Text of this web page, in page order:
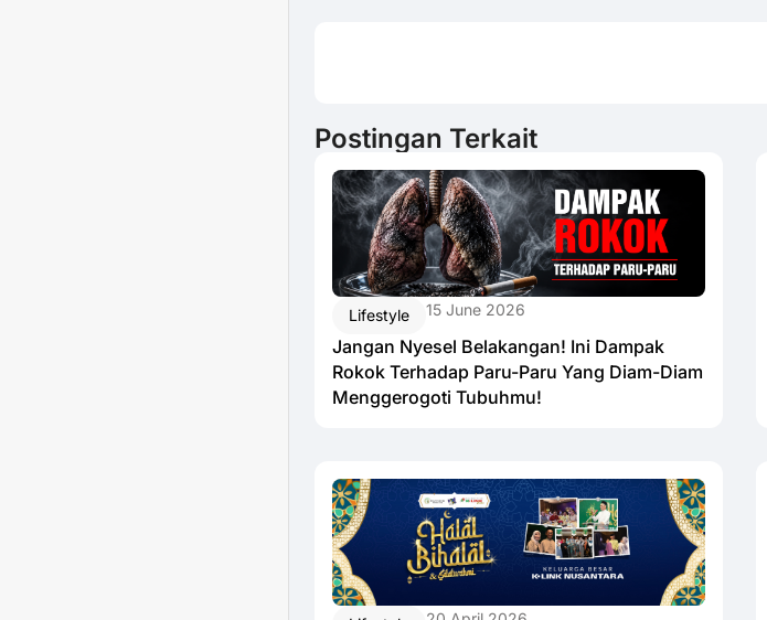
Postingan Terkait
Lifestyle 15 June 2026
Jangan Nyesel Belakangan! Ini Dampak
Rokok Terhadap Paru-Paru Yang Diam-Diam
Menggerogoti Tubuhmu!